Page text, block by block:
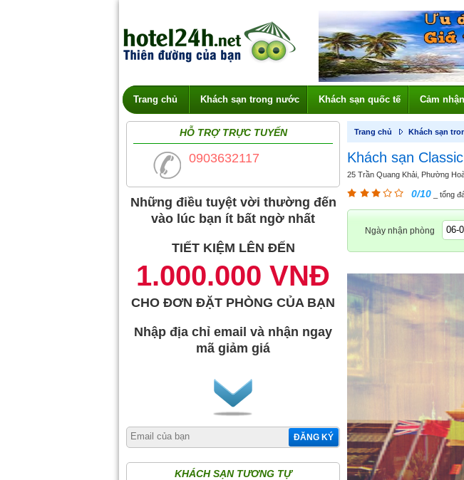
Trang chủ Khách sạn trong nước Khách sạn quốc tế Cảm nhận
HỖ TRỢ TRỰC TUYẾN
0903632117
Những điều tuyệt vời thường đến
vào lúc bạn ít bất ngờ nhất
TIẾT KIỆM LÊN ĐẾN
1.000.000 VNĐ
CHO ĐƠN ĐẶT PHÒNG CỦA BẠN
Nhập địa chỉ email và nhận ngay
mã giảm giá
ĐĂNG KÝ
KHÁCH SẠN TƯƠNG TỰ
Trang chủ Khách sạn
Khách sạn
25 Trần Quang Khải, Phường
0/10 _ tổng
Ngày nhận phòng